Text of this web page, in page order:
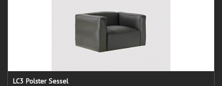
LC3 Polster Sessel